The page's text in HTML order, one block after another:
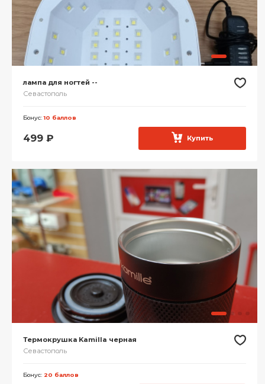
лампа для ногтей --
Севастополь
Бонус:10 баллов
499 ₽ Купить
Термокрушка Kamilla черная
Севастополь
Бонус: 20 баллов